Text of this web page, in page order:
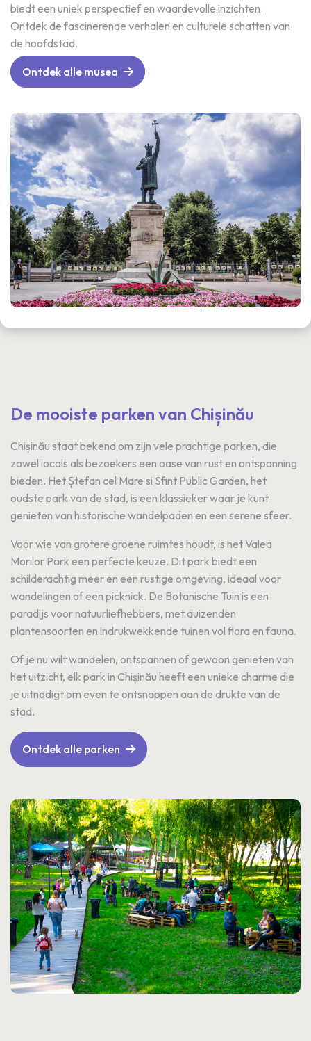
biedt een uniek perspectief en waardevolle inzichten.
Ontdek de fascinerende verhalen en culturele schatten van
de hoofdstad.
Ontdek alle musea
De mooiste parken van Chișinău
Chișinău staat bekend om zijn vele prachtige parken, die
zowel locals als bezoekers een oase van rust en ontspanning
bieden. Het Ștefan cel Mare si Sfint Public Garden, het
oudste park van de stad, is een klassieker waar je kunt
genieten van historische wandelpaden en een serene sfeer.
Voor wie van grotere groene ruimtes houdt, is het Valea
Morilor Park een perfecte keuze. Dit park biedt een
schilderachtig meer en een rustige omgeving, ideaal voor
wandelingen of een picknick. De Botanische Tuin is een
paradijs voor natuurliefhebbers, met duizenden
plantensoorten en indrukwekkende tuinen vol flora en fauna.
Of je nu wilt wandelen, ontspannen of gewoon genieten van
het uitzicht, elk park in Chișinău heeft een unieke charme die
je uitnodigt om even te ontsnappen aan de drukte van de
stad.
Ontdek alle parken